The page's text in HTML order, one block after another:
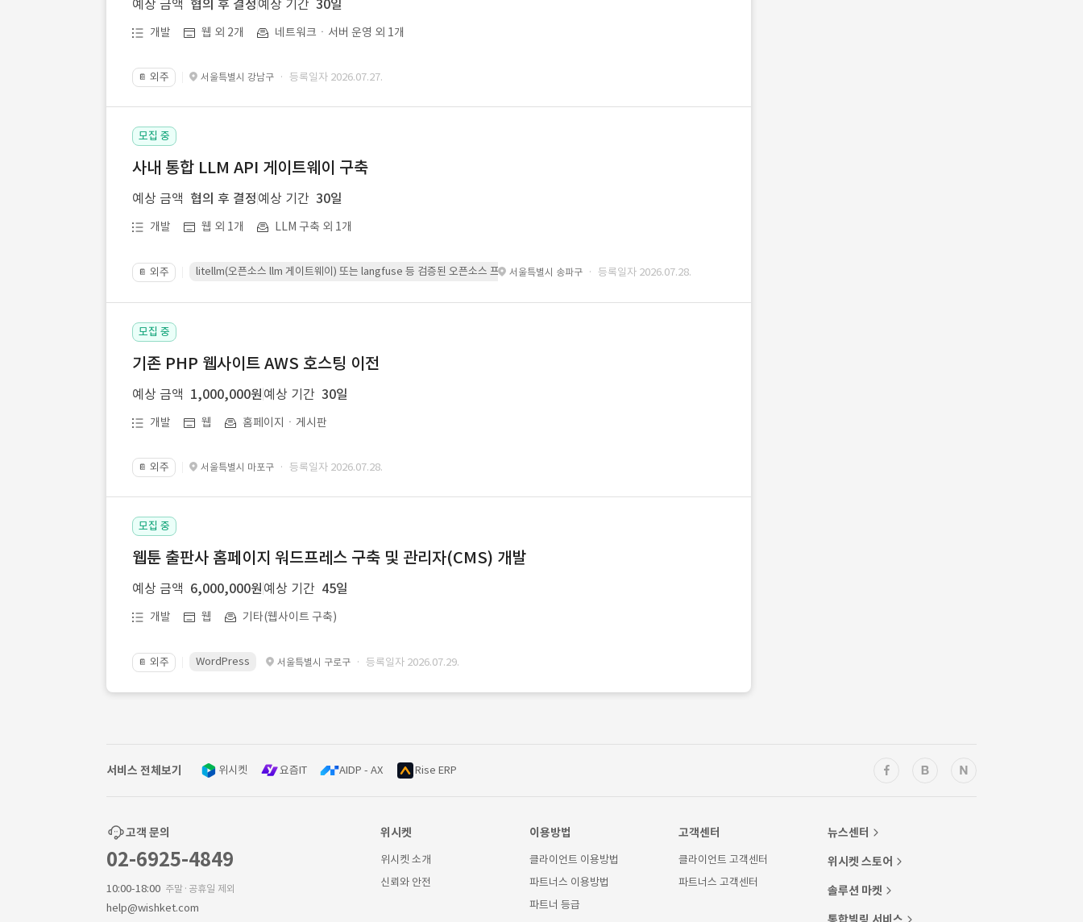
예상 금액 협의 후 결정 예상 기간 30일
개발 웹 외 2개 네트워크ㆍ서버 운영 외 1개
📔 외주 서울특별시 강남구 · 등록일자 2026.07.27.
모집 중
사내 통합 LLM API 게이트웨이 구축
예상 금액 협의 후 결정 예상 기간 30일
개발 웹 외 1개 LLM 구축 외 1개
📔 외주 litellm(오픈소스 llm 게이트웨이) 또는 langfuse 등 검증된 오픈소스 프레임워크를 기반으로 시스템을 구축
서울특별시 송파구 · 등록일자 2026.07.28.
모집 중
기존 PHP 웹사이트 AWS 호스팅 이전
예상 금액 1,000,000원 예상 기간 30일
개발 웹 홈페이지ㆍ게시판
📔 외주 서울특별시 마포구 · 등록일자 2026.07.28.
모집 중
웹툰 출판사 홈페이지 워드프레스 구축 및 관리자(CMS) 개발
예상 금액 6,000,000원 예상 기간 45일
개발 웹 기타(웹사이트 구축)
📔 외주 WordPress 서울특별시 구로구 · 등록일자 2026.07.29.
서비스 전체보기 위시켓 요즘IT AIDP - AX Rise ERP
고객 문의
02-6925-4849
10:00-18:00 주말·공휴일 제외
help@wishket.com
위시켓
위시켓 소개
신뢰와 안전
이용방법
클라이언트 이용방법
파트너스 이용방법
파트너 등급
고객센터
클라이언트 고객센터
파트너스 고객센터
뉴스센터
위시켓 스토어
솔루션 마켓